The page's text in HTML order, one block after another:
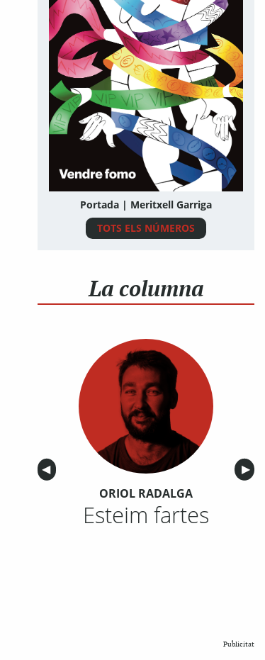
Portada | Meritxell Garriga
TOTS ELS NÚMEROS
La columna
Anterior
◀︎ ▶︎
ORIOL RADALGA
Esteim fartes
Publicitat